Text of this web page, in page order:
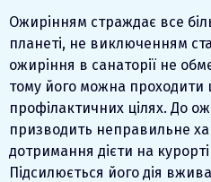
Ожирінням страждає все
планеті, не виключенням
ожиріння в санаторії не
тому його можна проходити
профілактичних цілях. До
призводить неправильне
дотримання дієти на
Підсилюється його дія